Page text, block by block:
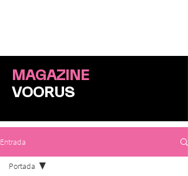
MAGAZINE
VOORUS
Entrada
Portada